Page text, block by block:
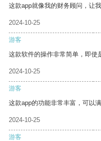
这款app就像我的财务顾问，让
2024-10-25
游客
这款软件的操作非常简单，即使
2024-10-25
游客
这款app的功能非常丰富，可以
2024-10-25
游客